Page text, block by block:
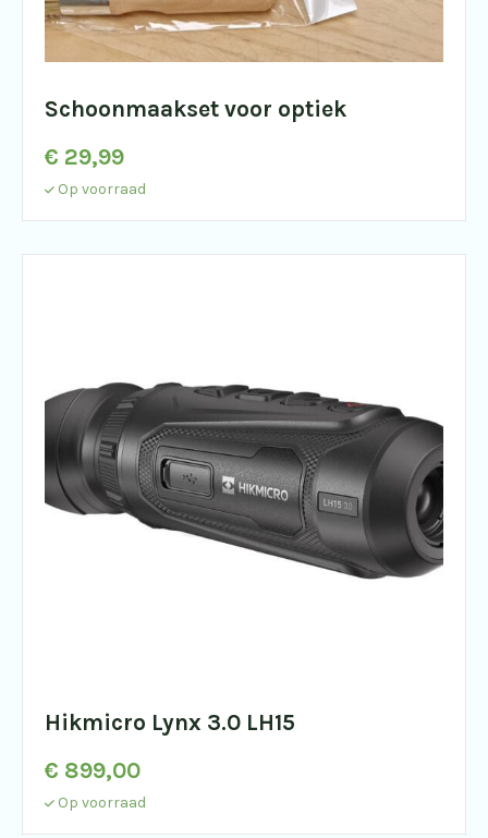
Schoonmaakset voor optiek
€ 29,99
Op voorraad
Hikmicro Lynx 3.0 LH15
€ 899,00
Op voorraad